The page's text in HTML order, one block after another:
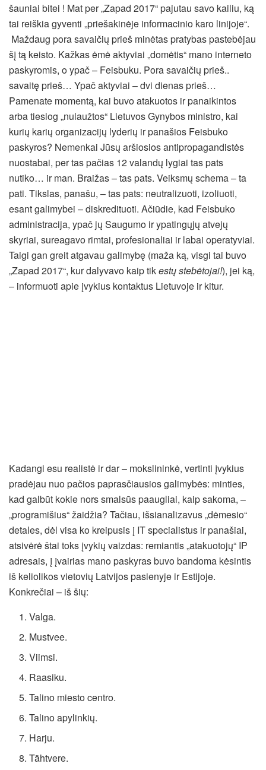
šauniai bitei ! Mat per „Zapad 2017“ pajutau savo kailiu, ką
tai reiškia gyventi „priešakinėje informacinio karo linijoje“.
Maždaug pora savaičių prieš minėtas pratybas pastebėjau
šį tą keisto. Kažkas ėmė aktyviai „domėtis“ mano interneto
paskyromis, o ypač – Feisbuku. Pora savaičių prieš..
savaitę prieš… Ypač aktyviai – dvi dienas prieš…
Pamenate momentą, kai buvo atakuotos ir panaikintos
arba tiesiog „nulaužtos“ Lietuvos Gynybos ministro, kai
kurių karių organizacijų lyderių ir panašios Feisbuko
paskyros? Nemenkai Jūsų aršiosios antipropagandistės
nuostabai, per tas pačias 12 valandų lygiai tas pats
nutiko… ir man. Braižas – tas pats. Veiksmų schema – ta
pati. Tikslas, panašu, – tas pats: neutralizuoti, izoliuoti,
esant galimybei – diskredituoti. Ačiūdie, kad Feisbuko
administracija, ypač jų Saugumo ir ypatingųjų atvejų
skyriai, sureagavo rimtai, profesionaliai ir labai operatyviai.
Taigi gan greit atgavau galimybę (maža ką, visgi tai buvo
„Zapad 2017“, kur dalyvavo kaip tikestų stebėtojai!), jei ką,
– informuoti apie įvykius kontaktus Lietuvoje ir kitur.
Kadangi esu realistė ir dar – mokslininkė, vertinti įvykius
pradėjau nuo pačios paprasčiausios galimybės: minties,
kad galbūt kokie nors smalsūs paaugliai, kaip sakoma, –
„programišius“ žaidžia? Tačiau, išsianalizavus „dėmesio“
detales, dėl visa ko kreipusis į IT specialistus ir panašiai,
atsivėrė štai toks įvykių vaizdas: remiantis „atakuotojų“ IP
adresais, į įvairias mano paskyras buvo bandoma kėsintis
iš keliolikos vietovių Latvijos pasienyje ir Estijoje.
Konkrečiai – iš šių:
Valga.
Mustvee.
Viimsi.
Raasiku.
Talino miesto centro.
Talino apylinkių.
Harju.
Tähtvere.